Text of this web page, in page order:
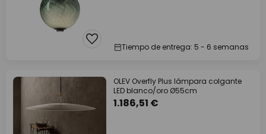
Tiempo de entrega: 5 - 6 semanas
OLEV Overfly Plus lámpara colgante
LED blanco/oro Ø55cm
1.186,51 €